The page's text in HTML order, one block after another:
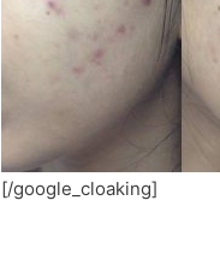
[/google_cloaking]